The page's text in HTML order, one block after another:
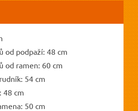
od podpaží: 48 cm
od ramen: 60 cm
54 cm
48 cm
50 cm